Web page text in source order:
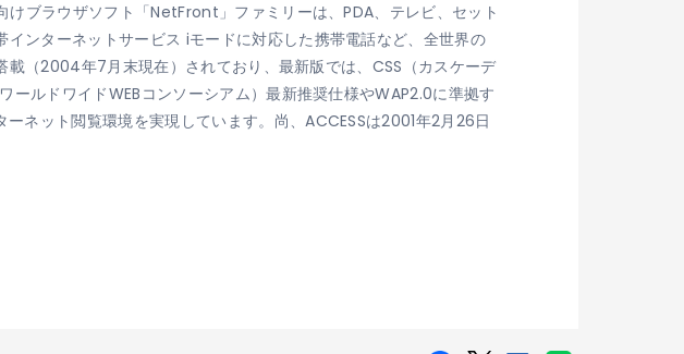
ブラウザソフト「NetFront」ファミリーは、PDA、テレビ、セット
ンターネットサービス iモードに対応した携帯電話など、全世界の
（2004年7月末現在）されており、最新版では、CSS（カスケーデ
ルドワイドWEBコンソーシアム）最新推奨仕様やWAP2.0に準拠す
ネット閲覧環境を実現しています。尚、ACCESSは2001年2月26日